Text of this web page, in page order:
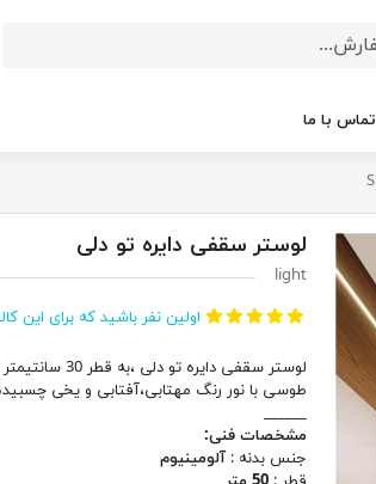
تماس با ما
لوستر سقفی دایره تو دلی
light
اولین نفر باشید که برای این
لوستر سقفی
طوسی با نور رنگ مهتابی،آفتابی و یخی
______
مشخصات فنی:
جنس بدنه :آلومینیوم